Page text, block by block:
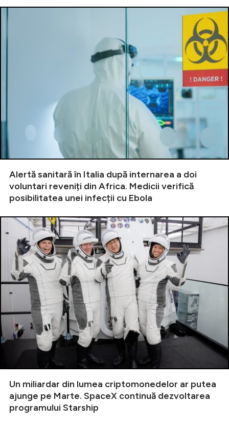
Alertă sanitară în Italia după internarea a doi
voluntari reveniți din Africa. Medicii verifică
posibilitatea unei infecții cu Ebola
Un miliardar din lumea criptomonedelor ar putea
ajunge pe Marte. SpaceX continuă dezvoltarea
programului Starship